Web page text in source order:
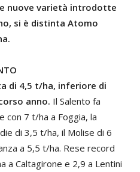
nuove varietà introdotte
si è distinta Atomo
di 4,5 t/ha, inferiore di
anno. Il Salento fa
con 7 t/ha a Foggia, la
di 3,5 t/ha, il Molise di 6
a 5,5 t/ha. Rese record
a Caltagirone e 2,9 a Lentini